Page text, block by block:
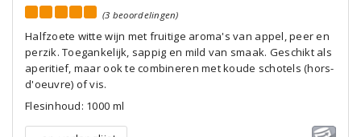
(3 beoordelingen)
Halfzoete witte wijn met fruitige aroma's van appel, peer en
perzik. Toegankelijk, sappig en mild van smaak. Geschikt als
aperitief, maar ook te combineren met koude schotels (hors-
d'oeuvre) of vis.
Flesinhoud: 1000 ml